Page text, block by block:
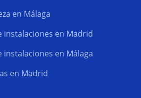
en Málaga
instalaciones en Madrid
en Málaga
en Madrid